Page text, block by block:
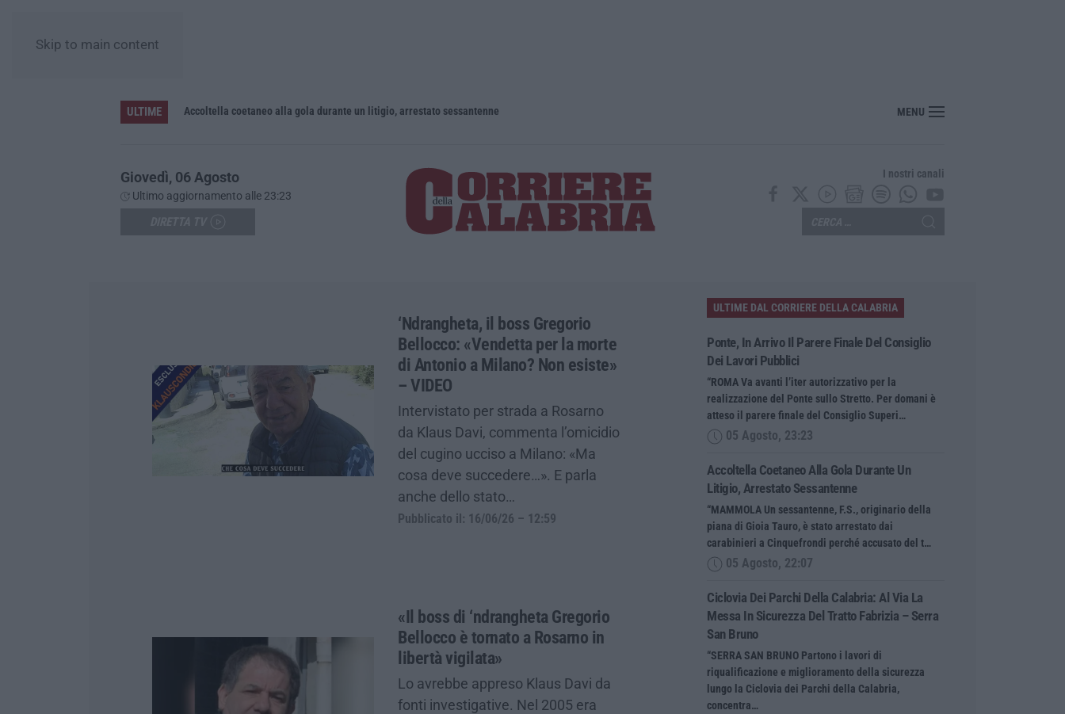
Skip to main content
ULTIME Accoltella coetaneo alla gola durante un litigio, arrestato sessantenne MENU
Giovedì, 06 Agosto
Ultimo aggiornamento alle 23:23
I nostri canali
‘Ndrangheta, il boss Gregorio
Bellocco: «Vendetta per la morte
di Antonio a Milano? Non esiste»
– VIDEO
Intervistato per strada a Rosarno
da Klaus Davi, commenta l’omicidio
del cugino ucciso a Milano: «Ma
cosa deve succedere…». E parla
anche dello stato…
Pubblicato il: 16/06/26 – 12:59
«Il boss di ‘ndrangheta Gregorio
Bellocco è tornato a Rosarno in
libertà vigilata»
Lo avrebbe appreso Klaus Davi da
fonti investigative. Nel 2005 era
ULTIME DAL CORRIERE DELLA CALABRIA
Ponte, In Arrivo Il Parere Finale Del Consiglio
Dei Lavori Pubblici
“ROMA Va avanti l’iter autorizzativo per la
realizzazione del Ponte sullo Stretto. Per domani è
atteso il parere finale del Consiglio Superi…
05 Agosto, 23:23
Accoltella Coetaneo Alla Gola Durante Un
Litigio, Arrestato Sessantenne
“MAMMOLA Un sessantenne, F.S., originario della
piana di Gioia Tauro, è stato arrestato dai
carabinieri a Cinquefrondi perché accusato del t…
05 Agosto, 22:07
Ciclovia Dei Parchi Della Calabria: Al Via La
Messa In Sicurezza Del Tratto Fabrizia – Serra
San Bruno
“SERRA SAN BRUNO Partono i lavori di
riqualificazione e miglioramento della sicurezza
lungo la Ciclovia dei Parchi della Calabria,
concentra…